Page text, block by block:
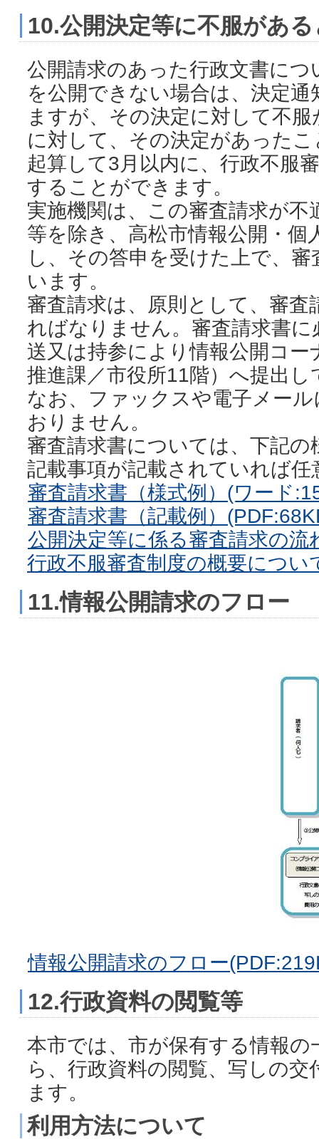
10.公開決定等に不服があ
公開請求のあった行政文書に
を公開できない場合は、決定
ますが、その決定に対して不
に対して、その決定があった
起算して3月以内に、行政不服
することができます。
実施機関は、この審査請求が
等を除き、高松市情報公開・個
し、その答申を受けた上で、
います。
審査請求は、原則として、審
ればなりません。審査請求書
送又は持参により情報公開コ
推進課／市役所11階）へ提出
なお、ファックスや電子メー
おりません。
審査請求書については、下記
記載事項が記載されていれば
審査請求書（様式例）(ワード
審査請求書（記載例）
公開決定等に係る審査請求の
行政不服審査制度の概要につ
11.情報公開請求のフロー
情報公開請求のフロー
12.行政資料の閲覧等
本市では、市が保有する情報
ら、行政資料の閲覧、写しの
ます。
利用方法について